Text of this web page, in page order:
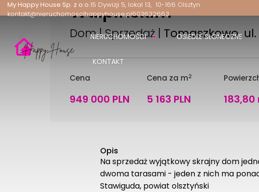
My Happy House Sp. z o.o.15 Dywizji 5, lokal 13 10-166 Olsztyn
kontakt@nieruchomoscihappyhouse.pl603632663
NIERUCHOMOŚCI OSIEDLE SŁONECZNE
KONTAKT
Wulpińskim
Dom | Sprzedaż | Tomaszkowo,
Cena
949 000 PLN
Cena za m2
5 163 PLN 183,80
Opis
Na sprzedaż wyjątkowy skrajny dom
dwoma tarasami - jeden z nich ma
Stawiguda, powiat olsztyński